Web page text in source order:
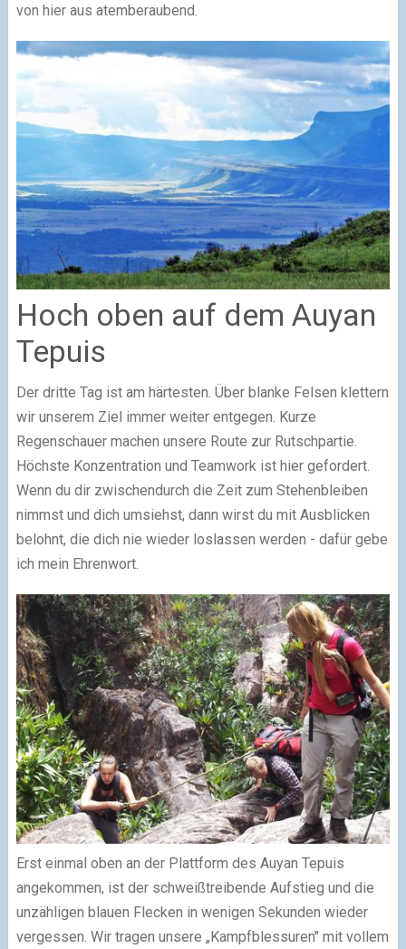
von hier aus atemberaubend.
Hoch oben auf dem Auyan
Tepuis
Der dritte Tag ist am härtesten. Über blanke Felsen klettern
wir unserem Ziel immer weiter entgegen. Kurze
Regenschauer machen unsere Route zur Rutschpartie.
Höchste Konzentration und Teamwork ist hier gefordert.
Wenn du dir zwischendurch die Zeit zum Stehenbleiben
nimmst und dich umsiehst, dann wirst du mit Ausblicken
belohnt, die dich nie wieder loslassen werden - dafür gebe
ich mein Ehrenwort.
Erst einmal oben an der Plattform des Auyan Tepuis
angekommen, ist der schweißtreibende Aufstieg und die
unzähligen blauen Flecken in wenigen Sekunden wieder
vergessen. Wir tragen unsere „Kampfblessuren" mit vollem